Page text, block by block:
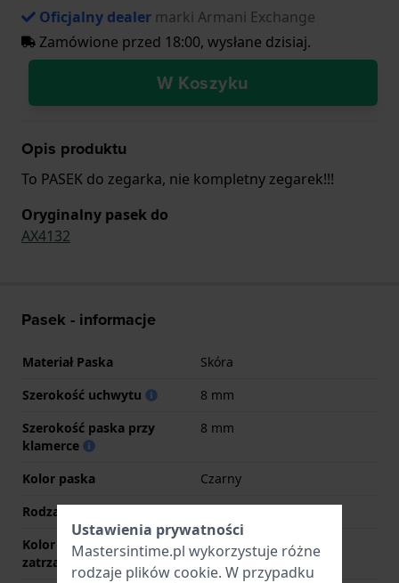
Oficjalny dealer marki Armani Exchange
Zamówione przed 18:00, wysłane dzisiaj.
W Koszyku
Opis produktu
To PASEK do zegarka, nie kompletny zegarek!!!
Oryginalny pasek do
AX4132
Pasek - informacje
Materiał Paska
Skóra
Szerokość uchwytu
8 mm
Szerokość paska przy
klamerce
8 mm
Kolor paska
Czarny
Rodzaj zapięcia
Kolor zapięcia
zatrzaskowego
Srebrny
Ustawienia prywatności
Mastersintime.pl wykorzystuje różne
rodzaje plików cookie. W przypadku